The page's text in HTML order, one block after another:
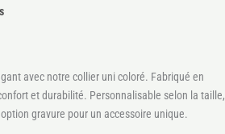
avec notre collier uni coloré. Fabriqué en
et durabilité. Personnalisable selon la taille,
gravure pour un accessoire unique.